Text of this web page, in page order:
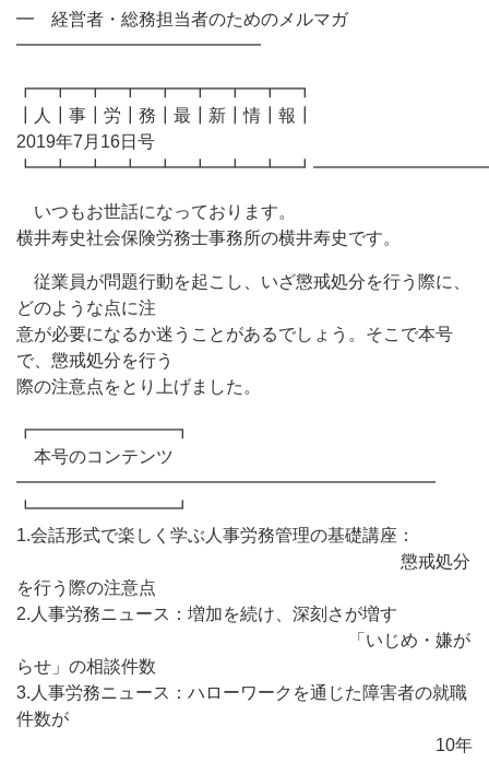
━ 経営者・総務担当者のためのメルマガ
━━━━━━━━━━━━━━
┏━┳━┳━┳━┳━┳━┳━┳━┓
┃人┃事┃労┃務┃最┃新┃情┃報┃
2019年7月16日号
いつもお世話になっております。
横井寿史社会保険労務士事務所の横井寿史です。
従業員が問題行動を起こし、いざ懲戒処分を行う際に、
どのような点に注
意が必要になるか迷うことがあるでしょう。そこで本号
で、懲戒処分を行う
際の注意点をとり上げました。
┏━━━━━━━━┓
本号のコンテンツ
━━━━━━━━━━━━━━━━━━━━━━━━
┗━━━━━━━━┛
1.会話形式で楽しく学ぶ人事労務管理の基礎講座：
懲戒処分
を行う際の注意点
2.人事労務ニュース：増加を続け、深刻さが増す
「いじめ・嫌が
らせ」の相談件数
3.人事労務ニュース：ハローワークを通じた障害者の就職
件数が
10年